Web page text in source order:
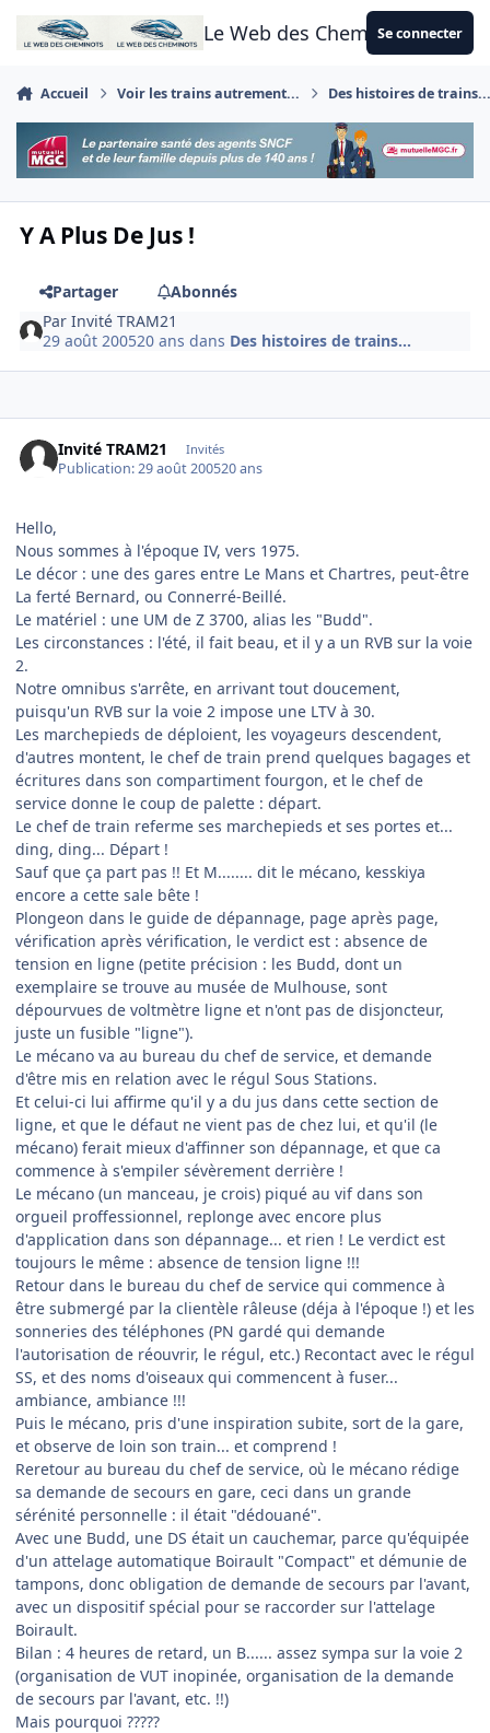
Aller au contenu
Le Web des CheminotsSe connecter
Accueil Voir les trains autrement... Des histoires de
Y A Plus De Jus !
Partager
Abonnés
ParInvité TRAM21
29 août 200520 ans dans Des histoires de trains...
Invité TRAM21 Invités
Publication:29 août 200520 ans
Hello,
Nous sommes à l'époque IV, vers 1975.
Le décor : une des gares entre Le Mans et Chartres, peut-être
La ferté Bernard, ou Connerré-Beillé.
Le matériel : une UM de Z 3700, alias les "Budd".
Les circonstances : l'été, il fait beau, et il y a un RVB sur la voie
2.
Notre omnibus s'arrête, en arrivant tout doucement,
puisqu'un RVB sur la voie 2 impose une LTV à 30.
Les marchepieds de déploient, les voyageurs descendent,
d'autres montent, le chef de train prend quelques bagages et
écritures dans son compartiment fourgon, et le chef de
service donne le coup de palette : départ.
Le chef de train referme ses marchepieds et ses portes et...
ding, ding... Départ !
Sauf que ça part pas !! Et M........ dit le mécano, kesskiya
encore a cette sale bête !
Plongeon dans le guide de dépannage, page après page,
vérification après vérification, le verdict est : absence de
tension en ligne (petite précision : les Budd, dont un
exemplaire se trouve au musée de Mulhouse, sont
dépourvues de voltmètre ligne et n'ont pas de disjoncteur,
juste un fusible "ligne").
Le mécano va au bureau du chef de service, et demande
d'être mis en relation avec le régul Sous Stations.
Et celui-ci lui affirme qu'il y a du jus dans cette section de
ligne, et que le défaut ne vient pas de chez lui, et qu'il (le
mécano) ferait mieux d'affinner son dépannage, et que ca
commence à s'empiler sévèrement derrière !
Le mécano (un manceau, je crois) piqué au vif dans son
orgueil proffessionnel, replonge avec encore plus
d'application dans son dépannage... et rien ! Le verdict est
toujours le même : absence de tension ligne !!!
Retour dans le bureau du chef de service qui commence à
être submergé par la clientèle râleuse (déja à l'époque !) et les
sonneries des téléphones (PN gardé qui demande
l'autorisation de réouvrir, le régul, etc.) Recontact avec le régul
SS, et des noms d'oiseaux qui commencent à fuser...
ambiance, ambiance !!!
Puis le mécano, pris d'une inspiration subite, sort de la gare,
et observe de loin son train... et comprend !
Reretour au bureau du chef de service, où le mécano rédige
sa demande de secours en gare, ceci dans un grande
sérénité personnelle : il était "dédouané".
Avec une Budd, une DS était un cauchemar, parce qu'équipée
d'un attelage automatique Boirault "Compact" et démunie de
tampons, donc obligation de demande de secours par l'avant,
avec un dispositif spécial pour se raccorder sur l'attelage
Boirault.
Bilan : 4 heures de retard, un B...... assez sympa sur la voie 2
(organisation de VUT inopinée, organisation de la demande
de secours par l'avant, etc. !!)
Mais pourquoi ?????